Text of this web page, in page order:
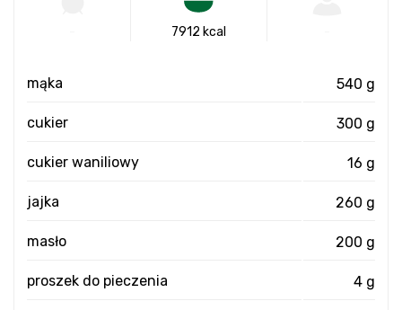
7912 kcal
mąka 540 g
cukier 300 g
cukier waniliowy 16 g
jajka 260 g
masło 200 g
proszek do pieczenia 4 g